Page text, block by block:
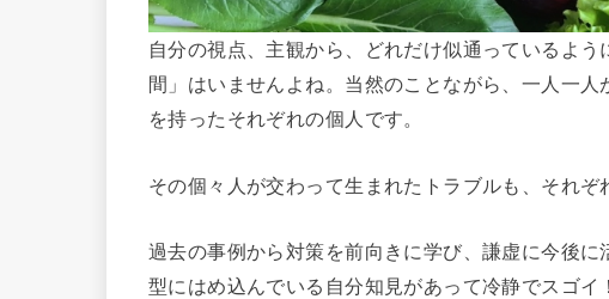
自分の視点、主観から、どれだけ似通っているよ
間」はいませんよね。当然のことながら、一人一
を持ったそれぞれの個人です。
その個々人が交わって生まれたトラブルも、それぞ
過去の事例から対策を前向きに学び、謙虚に今後
型にはめ込んでいる自分知見があって冷静でスゴ